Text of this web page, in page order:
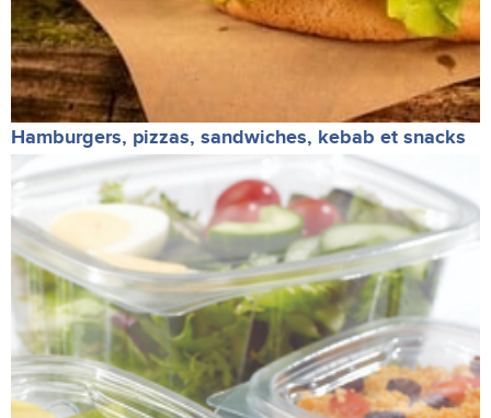
Hamburgers, pizzas, sandwiches, kebab et snacks